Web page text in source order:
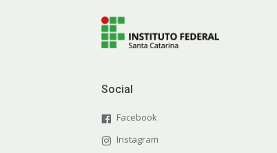
Social
Facebook
Instagram